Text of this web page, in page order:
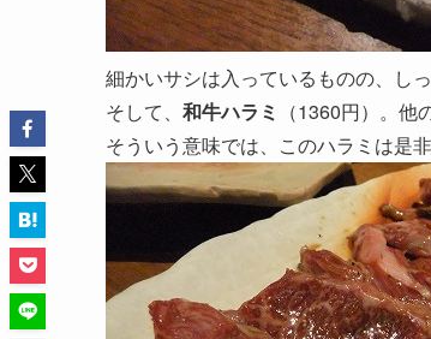
細かいサシは入っているものの、し
そして、 和牛ハラミ
（1360円）。
そういう意味では、このハラミは是